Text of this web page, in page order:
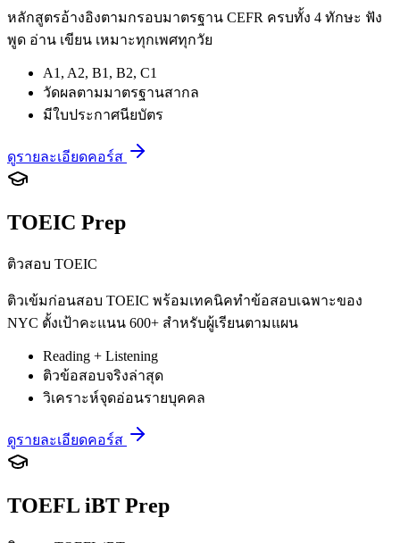
หลักสูตรอ้างอิงตามกรอบมาตรฐาน CEFR ครบทั้ง 4 ทักษะ ฟัง
พูด อ่าน เขียน เหมาะทุกเพศทุกวัย
A1, A2, B1, B2, C1
วัดผลตามมาตรฐานสากล
มีใบประกาศนียบัตร
ดูรายละเอียดคอร์ส
TOEIC Prep
ติวสอบ TOEIC
ติวเข้มก่อนสอบ TOEIC พร้อมเทคนิคทำข้อสอบเฉพาะของ
NYC ตั้งเป้าคะแนน 600+ สำหรับผู้เรียนตามแผน
Reading + Listening
ติวข้อสอบจริงล่าสุด
วิเคราะห์จุดอ่อนรายบุคคล
ดูรายละเอียดคอร์ส
TOEFL iBT Prep